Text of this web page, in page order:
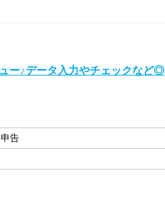
ー♪データ入力やチェックなど◎
告